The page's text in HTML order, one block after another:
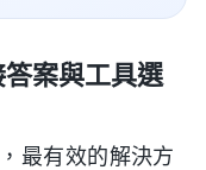
案與工具選
最有效的解決方